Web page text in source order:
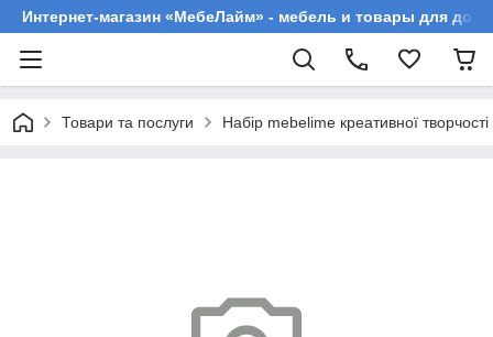
Интернет-магазин «МебеЛайм» - мебель и товары для
Товари та послуги Набір mebelime креативної